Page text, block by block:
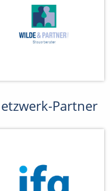
Partner